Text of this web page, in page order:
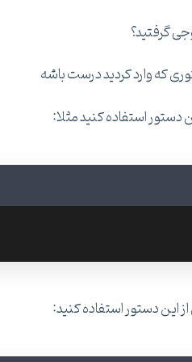
گرفتید؟
که وارد کردید درست باشه
دستور استفاده کنید مثلا:
از این دستور استفاده کنید: